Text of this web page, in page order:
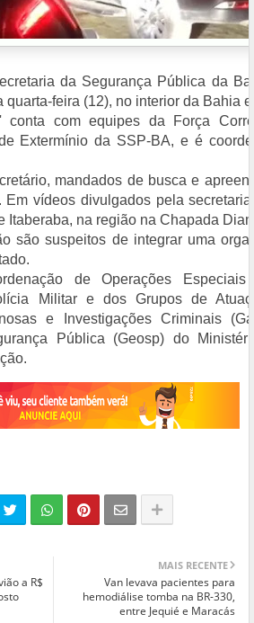
da Segurança Pública da
quarta-feira (12), no interior da Bahia
conta com equipes da Força
Extermínio da SSP-BA, e é
mandados de busca e
Em vídeos divulgados pela
Itaberaba, na região na Chapada
são suspeitos de integrar uma
de Operações
Militar e dos Grupos de
e Investigações Criminais
Pública (Geosp) do
MAIS RECENTE
Van levava pacientes para
hemodiálise tomba na BR-330,
entre Jequié e Maracás
a R$